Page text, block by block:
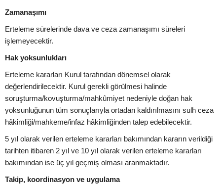
Zamanaşımı
Erteleme sürelerinde dava ve ceza zamanaşımı süreleri
işlemeyecektir.
Hak yoksunlukları
Erteleme kararları Kurul tarafından dönemsel olarak
değerlendirilecektir. Kurul gerekli görülmesi halinde
soruşturma/kovuşturma/mahkûmiyet nedeniyle doğan hak
yoksunluğunun tüm sonuçlarıyla ortadan kaldırılmasını sulh ceza
hâkimliği/mahkeme/infaz hâkimliğinden talep edebilecektir.
5 yıl olarak verilen erteleme kararları bakımından kararın verildiği
tarihten itibaren 2 yıl ve 10 yıl olarak verilen erteleme kararları
bakımından ise üç yıl geçmiş olması aranmaktadır.
Takip, koordinasyon ve uygulama